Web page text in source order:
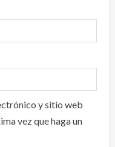
y sitio web
vez que haga un